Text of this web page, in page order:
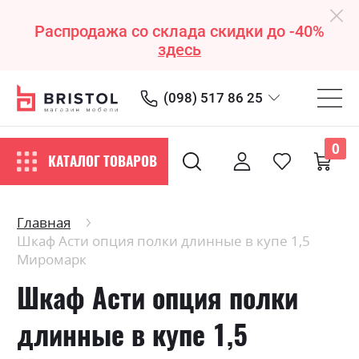
Распродажа со склада скидки до -40%
здесь
(098) 517 86 25
КАТАЛОГ ТОВАРОВ
0
Главная
Шкаф Асти опция полки длинные в купе 1,5
Миромарк
Шкаф Асти опция полки
длинные в купе 1,5